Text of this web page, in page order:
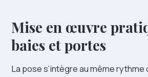
Mise en œuvre
baies et portes
La pose s’intègre au même